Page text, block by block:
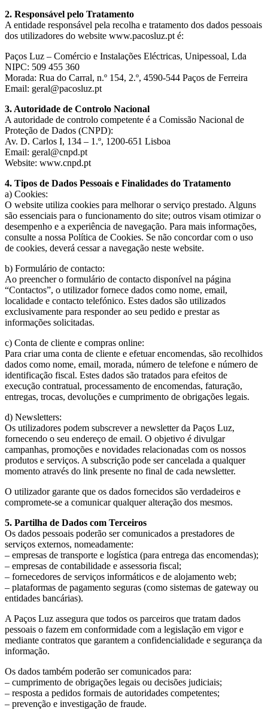
2. Responsável pelo Tratamento
A entidade responsável pela recolha e tratamento dos dados pessoais
dos utilizadores do website www.pacosluz.pt é:
Paços Luz – Comércio e Instalações Eléctricas, Unipessoal, Lda
NIPC: 509 455 360
Morada: Rua do Carral, n.º 154, 2.º, 4590-544 Paços de Ferreira
Email: geral@pacosluz.pt
3. Autoridade de Controlo Nacional
A autoridade de controlo competente é a Comissão Nacional de
Proteção de Dados (CNPD):
Av. D. Carlos I, 134 – 1.º, 1200-651 Lisboa
Email: geral@cnpd.pt
Website: www.cnpd.pt
4. Tipos de Dados Pessoais e Finalidades do Tratamento
a) Cookies:
O website utiliza cookies para melhorar o serviço prestado. Alguns
são essenciais para o funcionamento do site; outros visam otimizar o
desempenho e a experiência de navegação. Para mais informações,
consulte a nossa Política de Cookies. Se não concordar com o uso
de cookies, deverá cessar a navegação neste website.
b) Formulário de contacto:
Ao preencher o formulário de contacto disponível na página
“Contactos”, o utilizador fornece dados como nome, email,
localidade e contacto telefónico. Estes dados são utilizados
exclusivamente para responder ao seu pedido e prestar as
informações solicitadas.
c) Conta de cliente e compras online:
Para criar uma conta de cliente e efetuar encomendas, são recolhidos
dados como nome, email, morada, número de telefone e número de
identificação fiscal. Estes dados são tratados para efeitos de
execução contratual, processamento de encomendas, faturação,
entregas, trocas, devoluções e cumprimento de obrigações legais.
d) Newsletters:
Os utilizadores podem subscrever a newsletter da Paços Luz,
fornecendo o seu endereço de email. O objetivo é divulgar
campanhas, promoções e novidades relacionadas com os nossos
produtos e serviços. A subscrição pode ser cancelada a qualquer
momento através do link presente no final de cada newsletter.
O utilizador garante que os dados fornecidos são verdadeiros e
compromete-se a comunicar qualquer alteração dos mesmos.
5. Partilha de Dados com Terceiros
Os dados pessoais poderão ser comunicados a prestadores de
serviços externos, nomeadamente:
– empresas de transporte e logística (para entrega das encomendas);
– empresas de contabilidade e assessoria fiscal;
– fornecedores de serviços informáticos e de alojamento web;
– plataformas de pagamento seguras (como sistemas de gateway ou
entidades bancárias).
A Paços Luz assegura que todos os parceiros que tratam dados
pessoais o fazem em conformidade com a legislação em vigor e
mediante contratos que garantem a confidencialidade e segurança da
informação.
Os dados também poderão ser comunicados para:
– cumprimento de obrigações legais ou decisões judiciais;
– resposta a pedidos formais de autoridades competentes;
– prevenção e investigação de fraude.